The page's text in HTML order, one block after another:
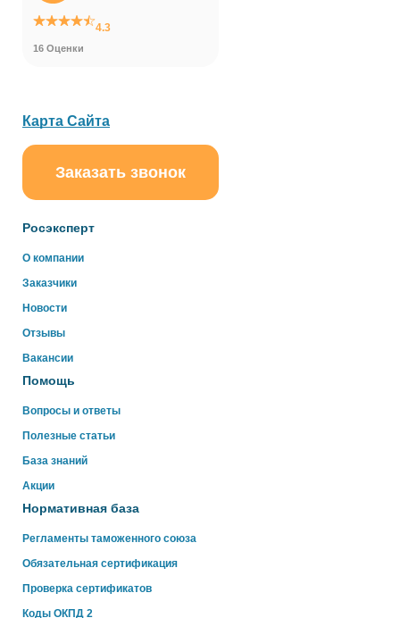
4.3
16 Оценки
Росэксперт
О компании
Заказчики
Новости
Отзывы
Вакансии
Помощь
Вопросы и ответы
Полезные статьи
База знаний
Акции
Нормативная база
Регламенты таможенного союза
Обязательная сертификация
Проверка сертификатов
Коды ОКПД 2
Карта Сайта
Заказать звонок
online
Здравствуйте!
Свяжитесь с нами через WhatsApp нажав на кнопку